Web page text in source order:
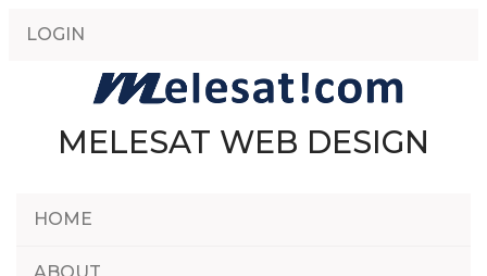
MELESAT WEB DESIGN
LOGIN
HOME
ABOUT